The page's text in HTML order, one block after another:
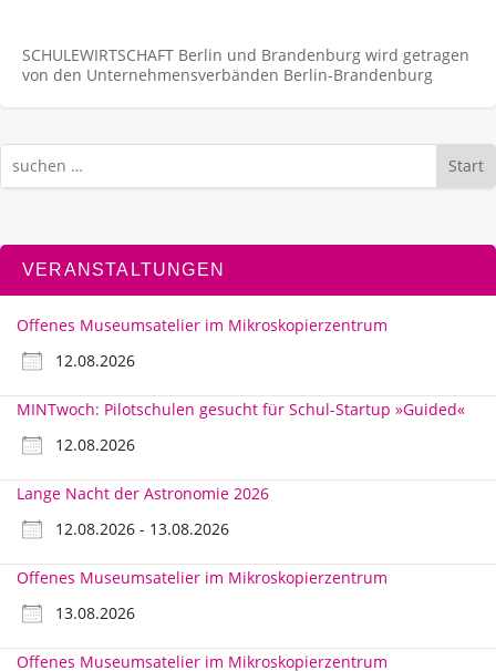
SCHULEWIRTSCHAFT Berlin und Brandenburg wird getragen
von den Unternehmens­verbänden Berlin-Brandenburg
Start
VERANSTALTUNGEN
Offenes Museumsatelier im Mikroskopierzentrum
12.08.2026
MINTwoch: Pilotschulen gesucht für Schul-Startup »Guided«
12.08.2026
Lange Nacht der Astronomie 2026
12.08.2026 - 13.08.2026
Offenes Museumsatelier im Mikroskopierzentrum
13.08.2026
Offenes Museumsatelier im Mikroskopierzentrum